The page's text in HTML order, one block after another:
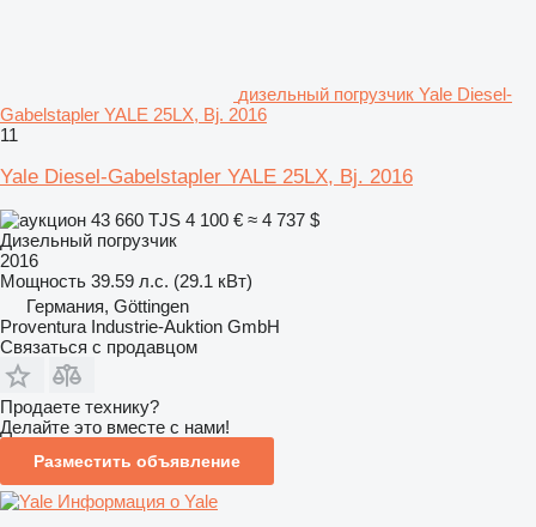
дизельный погрузчик Yale Diesel-
Gabelstapler YALE 25LX, Bj. 2016
11
Yale Diesel-Gabelstapler YALE 25LX, Bj. 2016
43 660 TJS 4 100 € ≈ 4 737 $
Дизельный погрузчик
2016
Мощность 39.59 л.с. (29.1 кВт)
Германия, Göttingen
Proventura Industrie-Auktion GmbH
Связаться с продавцом
Продаете технику?
Делайте это вместе с нами!
Разместить объявление
Информация о Yale